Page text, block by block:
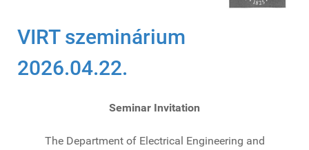
VIRT szeminárium
2026.04.22.
Seminar Invitation
The Department of Electrical Engineering and